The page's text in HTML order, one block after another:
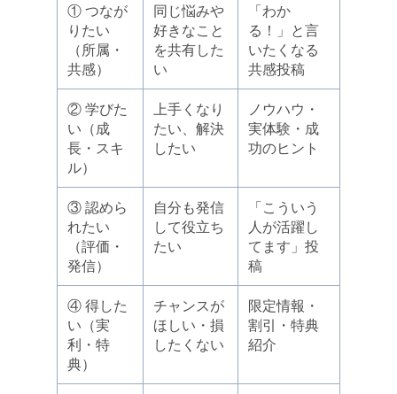
① つなが
りたい
（所属・
共感）
同じ悩みや
好きなこと
を共有した
い
「わか
る！」と言
いたくなる
共感投稿
② 学びた
い（成
長・スキ
ル）
上手くなり
たい、解決
したい
ノウハウ・
実体験・成
功のヒント
③ 認めら
れたい
（評価・
発信）
自分も発信
して役立ち
たい
「こういう
人が活躍し
てます」投
稿
④ 得した
い（実
利・特
典）
チャンスが
ほしい・損
したくない
限定情報・
割引・特典
紹介